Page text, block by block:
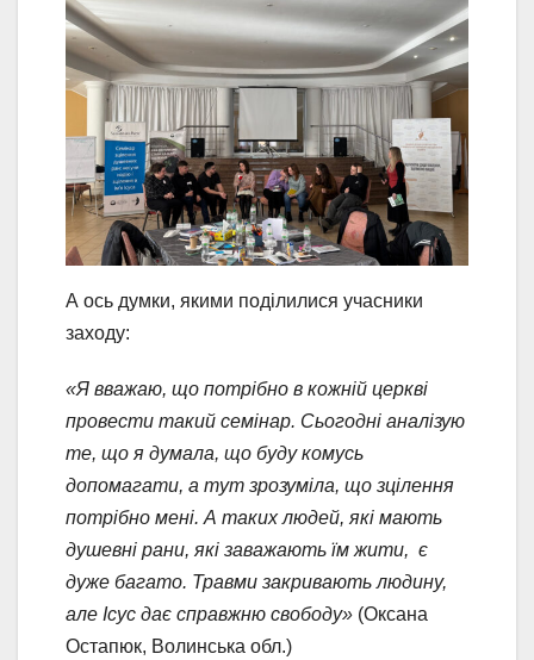
А ось думки, якими поділилися учасники
заходу:
«Я вважаю, що потрібно в кожній церкві
провести такий семінар. Сьогодні аналізую
те, що я думала, що буду комусь
допомагати, а тут зрозуміла, що зцілення
потрібно мені. А таких людей, які мають
душевні рани, які заважають їм жити, є
дуже багато. Травми закривають людину,
але Ісус дає справжню свободу» (Оксана
Остапюк, Волинська обл.)